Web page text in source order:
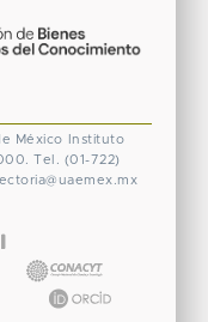
México
Instituto
Tel. (01-722)